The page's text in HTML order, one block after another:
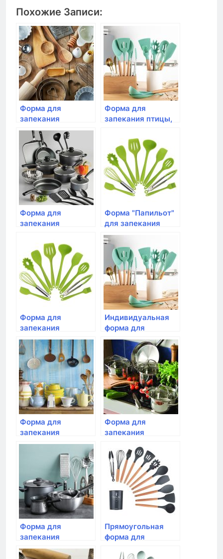
Похожие Записи:
Форма для
запекания
овальная, Emile
Henry, 34,5 см
(цвет: крем)
Форма для
запекания птицы,
гранат
Форма для
запекания
большая,Emile
Henry, 42 см, цвет:
гранат
Форма "Папильот"
для запекания
рыбы, Emile Henry,
цвет: гранат
Форма для
запекания
прямоугольная
средняя,Emile
Henry, 36 см,цвет:
гранат
Индивидуальная
форма для
запекания с
крышкой, Emile
Henry, цвет гранат
Форма для
запекания
прямоугольная
средняя ,Emile
Henry, 36 см,цвет:
Форма для
запекания
Henry, 28см, цвет:
крем
Форма для
запекания
прямоугольная,Emile
Прямоугольная
форма для